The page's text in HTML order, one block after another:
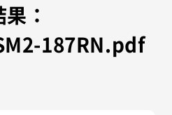
：
187RN.pdf